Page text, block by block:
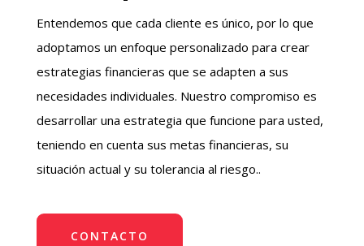
Entendemos que cada cliente es único, por lo que
adoptamos un enfoque personalizado para crear
estrategias financieras que se adapten a sus
necesidades individuales. Nuestro compromiso es
desarrollar una estrategia que funcione para usted,
teniendo en cuenta sus metas financieras, su
situación actual y su tolerancia al riesgo..
CONTACTO